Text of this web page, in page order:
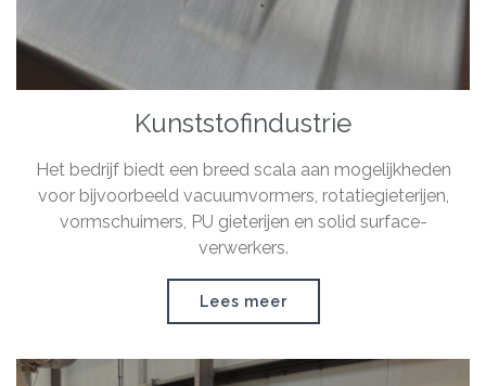
Kunststofindustrie
Het bedrijf biedt een breed scala aan mogelijkheden
voor bijvoorbeeld vacuumvormers, rotatiegieterijen,
vormschuimers, PU gieterijen en solid surface-
verwerkers.
Lees meer